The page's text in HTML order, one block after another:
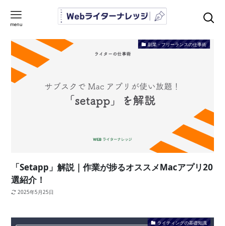
menu ツール一覧ページへ
ツール一覧ページへ
ツール一覧ページへ
ツール一覧ページへ
ツール一覧ページへ
ツール一覧ページへ
ツール一覧ページへ
副業・フリーランスの仕事術
「Setapp」解説｜作業が捗るオススメMacアプリ20
選紹介！
2025年5月25日
ライティングの基礎知識